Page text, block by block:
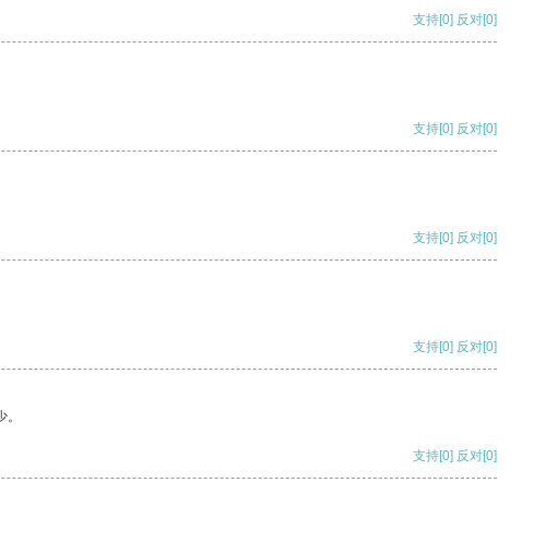
支持[0] 反对[0]
支持[0] 反对[0]
支持[0] 反对[0]
支持[0] 反对[0]
支持[0] 反对[0]